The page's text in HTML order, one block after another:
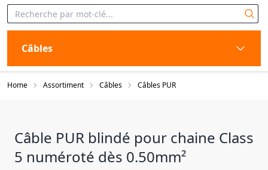
Câbles
Home Assortiment Câbles Câbles PUR
Câble PUR blindé pour chaine Class
5 numéroté dès 0.50mm²